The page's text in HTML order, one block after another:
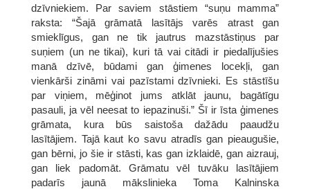
dzīvniekiem. Par saviem stāstiem “suņu mamma”
raksta: “Šajā grāmatā lasītājs varēs atrast gan
smieklīgus, gan ne tik jautrus mazstāstiņus par
suņiem (un ne tikai), kuri tā vai citādi ir piedalījušies
manā dzīvē, būdami gan ģimenes locekļi, gan
vienkārši zināmi vai pazīstami dzīvnieki. Es stāstīšu
par viņiem, mēģinot jums atklāt jaunu, bagātīgu
pasauli, ja vēl neesat to iepazinuši.” Šī ir īsta ģimenes
grāmata, kura būs saistoša dažādu paaudžu
lasītājiem. Tajā kaut ko savu atradīs gan pieaugušie,
gan bērni, jo šie ir stāsti, kas gan izklaidē, gan aizrauj,
gan liek padomāt. Grāmatu vēl tuvāku lasītājiem
padarīs jaunā mākslinieka Toma Kalninska